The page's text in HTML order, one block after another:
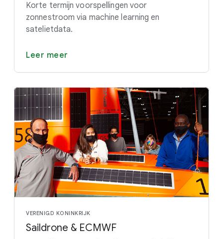
Korte termijn voorspellingen voor
zonnestroom via machine learning en
satelietdata.
Leer meer
VERENIGD KONINKRIJK
Saildrone & ECMWF